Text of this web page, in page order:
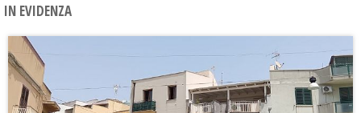
IN EVIDENZA